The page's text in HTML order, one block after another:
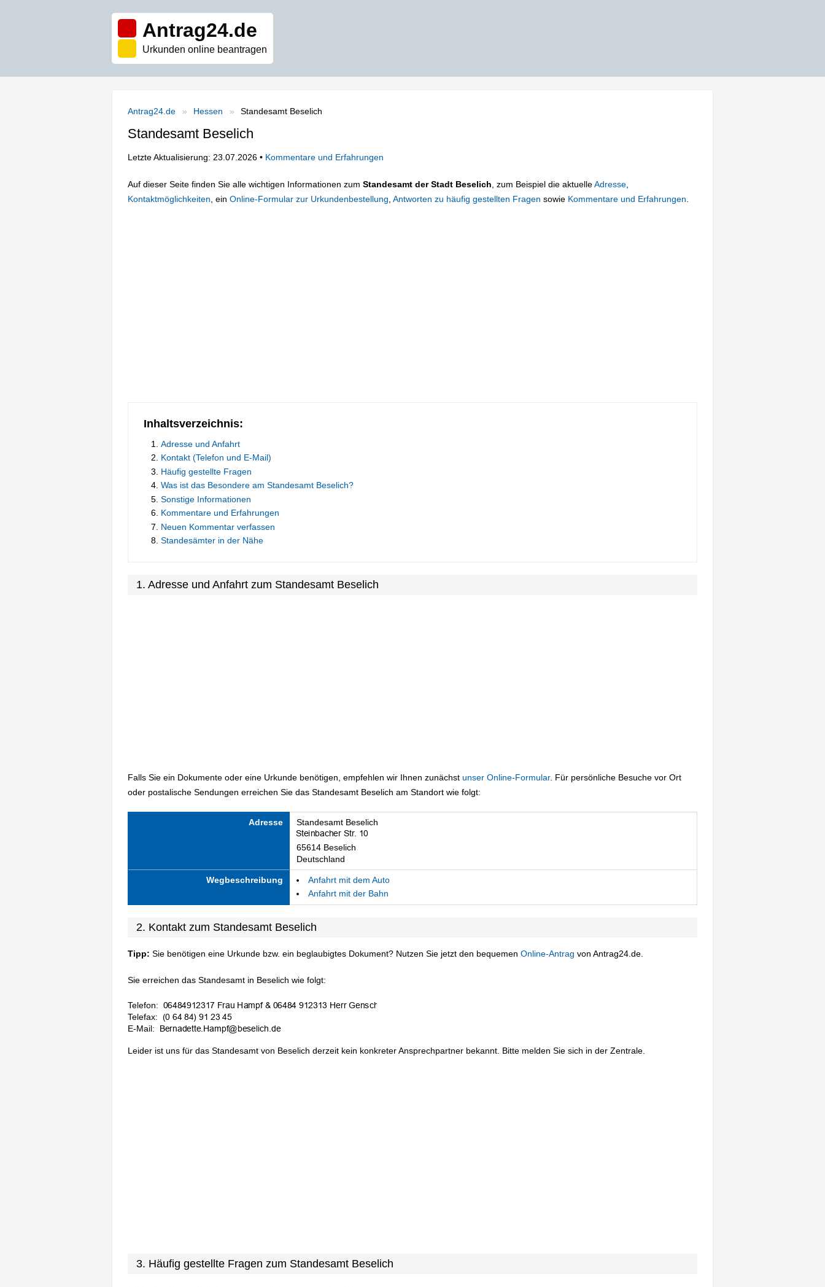
Antrag24.de
Urkunden online beantragen
Antrag24.de Hessen Standesamt Beselich
Standesamt Beselich
Letzte Aktualisierung: 23.07.2026 • Kommentare und Erfahrungen
Auf dieser Seite finden Sie alle wichtigen Informationen zum Standesamt der Stadt Beselich , zum Beispiel die aktuelleAdresse
Kontaktmöglichkeiten , ein Online-Formular zur Urkundenbestellung Antworten zu häufig gestellten Fragen sowie Kommentare und Erfahrungen
Inhaltsverzeichnis:
Adresse und Anfahrt
Kontakt (Telefon und E-Mail)
Häufig gestellte Fragen
Was ist das Besondere am Standesamt Beselich?
Sonstige Informationen
Kommentare und Erfahrungen
Neuen Kommentar verfassen
Standesämter in der Nähe
1. Adresse und Anfahrt zum Standesamt Beselich
Falls Sie ein Dokumente oder eine Urkunde benötigen, empfehlen wir Ihnen zunächst unser Online-Formular. Für persönliche Besuche vor Ort
oder postalische Sendungen erreichen Sie das Standesamt Beselich am Standort wie folgt:
Adresse Standesamt Beselich
65614 Beselich
Deutschland
Wegbeschreibung
Anfahrt mit dem Auto
Anfahrt mit der Bahn
2. Kontakt zum Standesamt Beselich
Tipp: Sie benötigen eine Urkunde bzw. ein beglaubigtes Dokument? Nutzen Sie jetzt den bequemen Online-Antrag von Antrag24.de.
Sie erreichen das Standesamt in Beselich wie folgt:
Telefon:
Telefax:
E-Mail:
Leider ist uns für das Standesamt von Beselich derzeit kein konkreter Ansprechpartner bekannt. Bitte melden Sie sich in der Zentrale.
3. Häufig gestellte Fragen zum Standesamt Beselich